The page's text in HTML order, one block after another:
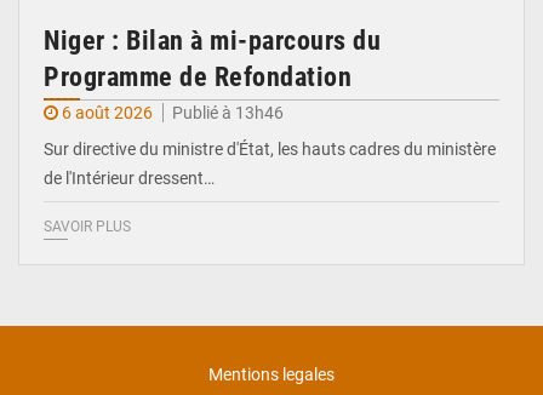
Niger : Bilan à mi-parcours du
Programme de Refondation
6 août 2026
Publié à 13h46
Sur directive du ministre d'État, les hauts cadres du ministère
de l'Intérieur dressent…
SAVOIR PLUS
Mentions legales